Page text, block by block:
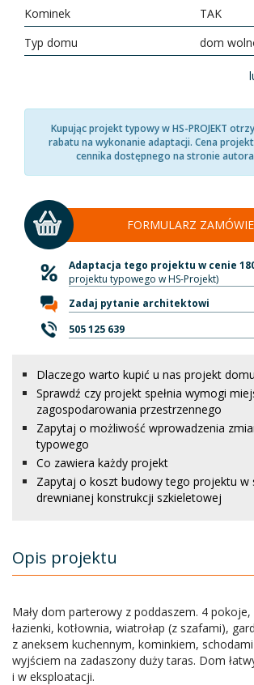
Kominek
TAK
Typ domu
dom
Kupując projekt typowy w HS-PROJEKT
rabatu na wykonanie adaptacji. Cena
cennika dostępnego na stronie
FORMULARZ
Adaptacja tego projektu w cenie
projektu typowego w HS-Projekt)
Zadaj pytanie architektowi
505 125 639
Dlaczego warto kupić u nas projekt domu
Sprawdź czy projekt spełnia wymogi
zagospodarowania przestrzennego
Zapytaj o możliwość wprowadzenia
typowego
Co zawiera każdy projekt
Zapytaj o koszt budowy tego projektu w
drewnianej konstrukcji szkieletowej
Opis projektu
Mały dom parterowy z poddaszem. 4
łazienki, kotłownia, wiatrołap (z szafami),
z aneksem kuchennym, kominkiem,
wyjściem na zadaszony duży taras. Dom
i w eksploatacji.